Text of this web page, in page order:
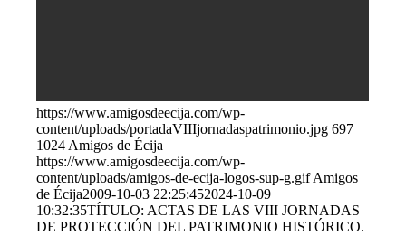
https://www.amigosdeecija.com/wp-
content/uploads/portadaVIIIjornadaspatrimonio.jpg 697
1024 Amigos de Écija
https://www.amigosdeecija.com/wp-
content/uploads/amigos-de-ecija-logos-sup-g.gif Amigos
de Écija2009-10-03 22:25:452024-10-09
10:32:35TÍTULO: ACTAS DE LAS VIII JORNADAS
DE PROTECCIÓN DEL PATRIMONIO HISTÓRICO.